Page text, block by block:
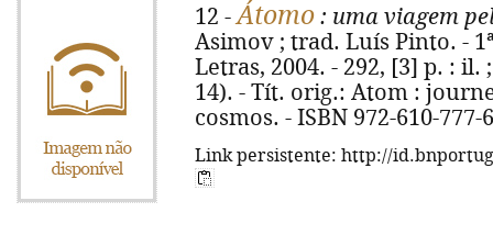
12 -Átomo : uma viagem
Asimov ; trad. Luís Pinto. -
Letras, 2004. - 292, [3] p. : il.
14). - Tít. orig.: Atom :
cosmos. - ISBN 972-610-777-6
Link persistente: http://